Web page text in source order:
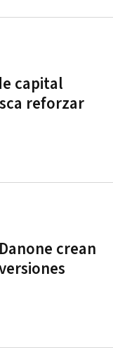
capital
reforzar
crean